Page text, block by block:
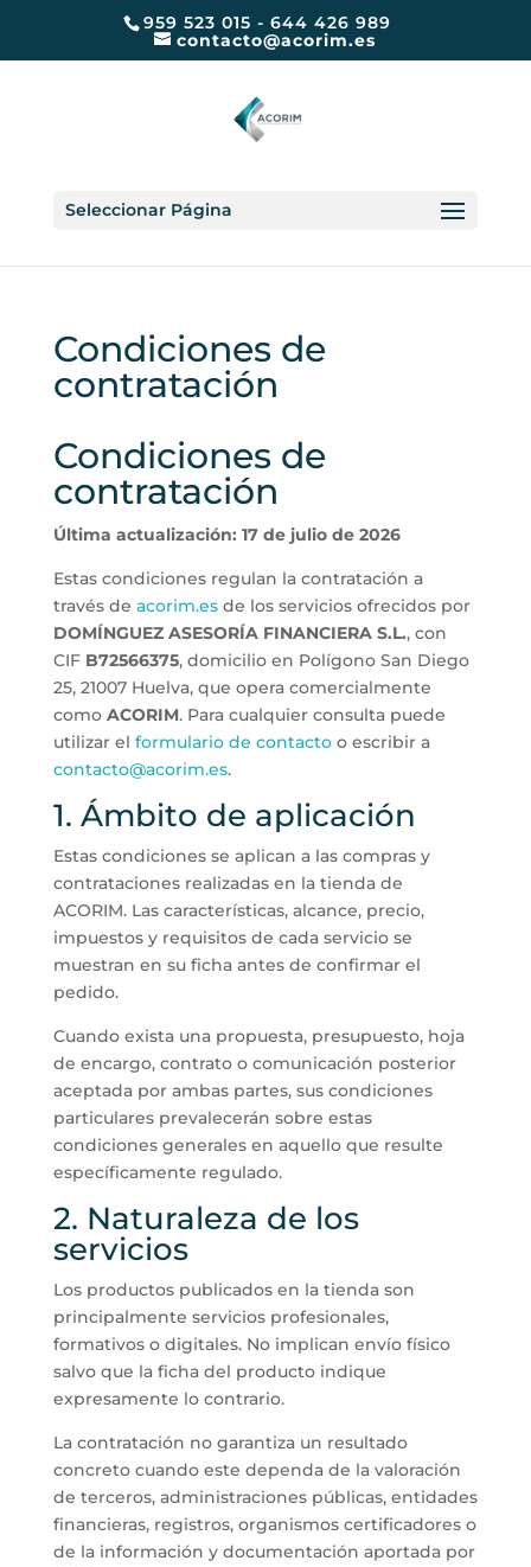
959 523 015 - 644 426 989
contacto@acorim.es
Seleccionar Página
Condiciones de
contratación
Condiciones de
contratación
Última actualización: 17 de julio de 2026
Estas condiciones regulan la contratación a
través de acorim.esde los servicios ofrecidos por
DOMÍNGUEZ ASESORÍA FINANCIERA S.L., con
CIF B72566375, domicilio en Polígono San Diego
25, 21007 Huelva, que opera comercialmente
como ACORIM. Para cualquier consulta puede
utilizar el formulario de contactoo escribir a
contacto@acorim.es.
1. Ámbito de aplicación
Estas condiciones se aplican a las compras y
contrataciones realizadas en la tienda de
ACORIM. Las características, alcance, precio,
impuestos y requisitos de cada servicio se
muestran en su ficha antes de confirmar el
pedido.
Cuando exista una propuesta, presupuesto, hoja
de encargo, contrato o comunicación posterior
aceptada por ambas partes, sus condiciones
particulares prevalecerán sobre estas
condiciones generales en aquello que resulte
específicamente regulado.
2. Naturaleza de los
servicios
Los productos publicados en la tienda son
principalmente servicios profesionales,
formativos o digitales. No implican envío físico
salvo que la ficha del producto indique
expresamente lo contrario.
La contratación no garantiza un resultado
concreto cuando este dependa de la valoración
de terceros, administraciones públicas, entidades
financieras, registros, organismos certificadores o
de la información y documentación aportada por